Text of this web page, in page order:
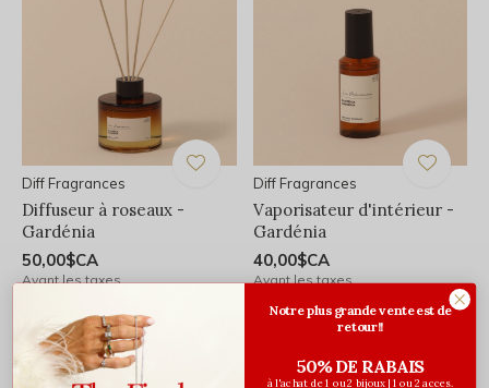
Diff Fragrances
Diffuseur à roseaux -
Gardénia
50,00$CA
Avant les taxes
Diff Fragrances
Vaporisateur d'intérieur -
Gardénia
40,00$CA
Avant les taxes
Notre plus grande vente est de
retour!!
50% DE RABAIS
à l'achat de 1 ou 2 bijoux | 1 ou 2 acces.